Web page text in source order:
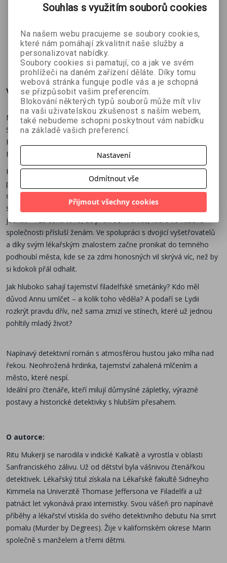
Vražda v
stodole e-
kniha
287 Kč 319 Kč
Světová
válka Z e-
kniha
288 Kč
Návrat Ellie
Více o knize
Máte rádi detektivky zlatého věku jako Hercula Poirota nebo
Sherlocka Holmese? Přitahují vás případy Jacka Rozparovače?
Pak vám tato mrazivá historická detektivka z průmyslové
Filadelfie konce 19. století nesmí ujít!
Když je v řece nalezeno bezvládné tělo mladé ženy, zdá se
případ jasný – sebevražda. Jenže doktorka Lydie Westonová,
osobní lékařka oběti, nevěří, že by se Anna Wardová, tichá
služebná z vážené rodiny, vzala dobrovolně život.
jednat – i za cenu toho, že překročí hranice, které ve vážené
společnosti přísluší ženám. Ve spolupráci s dvojicí vyšetřovatelů
a díky svým lékařským znalostem začne pronikat do temného
podhoubí města, kde se za zdmi honosných vil skrývá víc, než by
si kdokoli přál odhalit.
Jak hluboko sahají tajemství filadelfské smetánky? Kdo měl
důvod Annu umlčet – a kolik toho věděla? A podaří se Lydii
rozkrýt pravdu dřív, než sama zmizí ve stínech, které už jednou
pohltily mladý život?
Napínavý detektivní román s atmosférou hustou jako mlha nad
řekou. Neohrožená hrdinka, tajemství zahalená mlčením a
město, které nespí.
Ideální pro čtenáře, kteří milují důmyslné zápletky, výrazné
postavy a historické detektivky s hlubším přesahem.
O autorce:
Ritu Mukerji se narodila v indické Kalkatě a vyrostla v oblasti
Sanfranciského zálivu. Už od dětství byla vášnivou čtenářkou
detektivek. Lékařský titul získala na Lékařské fakultě Sidneyho
Kimmela na Univerzitě Thomase Jeffersona ve Filadelfii a už
patnáct let vykonává praxi internistky. Svou vášeň pro napínavé
příběhy a lékařství vtiskla do svého detektivního debutu Na smrt
pomalu (Murder by Degrees). Žije v kalifornském okrese Marin
společně s manželem a třemi dětmi.
Souhlas s využitím souborů cookies
Na našem webu pracujeme se soubory cookies,
které nám pomáhají zkvalitnit naše služby a
personalizovat nabídky.
Soubory cookies si pamatují, co a jak ve svém
prohlížeči na daném zařízení děláte. Díky tomu
webová stránka funguje podle vás a je schopná
se přizpůsobit vašim preferencím.
Blokování některých typů souborů může mít vliv
na vaši uživatelskou zkušenost s naším webem,
také nebudeme schopni poskytnout vám nabídku
na základě vašich preferencí.
Nastavení
Odmítnout vše
Přijmout všechny cookies